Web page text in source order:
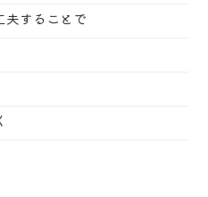
夫することで